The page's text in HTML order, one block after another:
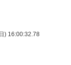
) 16:00:32.78